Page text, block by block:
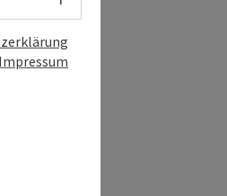
Impressum